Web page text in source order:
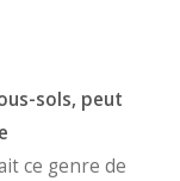
sols, peut
ce genre de